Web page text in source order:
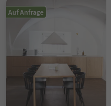
Auf Anfrage